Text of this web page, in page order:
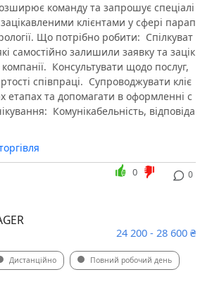
команду та запрошує спеціалі
клієнтами у сфері парап
Що потрібно робити: ️ Спілкуват
самостійно залишили заявку та зацік
Консультувати щодо послуг,
співпраці. ️ Супроводжувати кліє
етапах та допомагати в оформленні с
Комунікабельність, відповіда
0
0
24 200 - 28 600 ₴
Дистанційно Повний робочий день